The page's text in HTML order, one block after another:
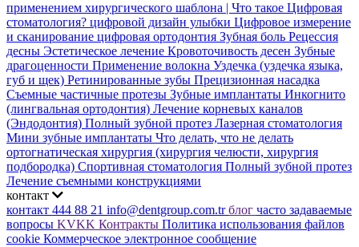
применением хирургического шаблона | Что такое Цифровая
стоматология? цифровой дизайн улыбки Цифровое измерение
и сканирование цифровая ортодонтия Зубная боль Рецессия
десны Эстетическое лечение Кровоточивость десен Зубные
драгоценности Применение волокна Уздечка (уздечка языка,
губ и щек) Ретинированные зубы Прецизионная насадка
Съемные частичные протезы Зубные имплантаты Инкогнито
(лингвальная ортодонтия) Лечение корневых каналов
(Эндодонтия) Полный зубной протез Лазерная стоматология
Мини зубные имплантаты Что делать, что не делать
ортогнатическая хирургия (хирургия челюсти, хирургия
подбородка) Спортивная стоматология Полный зубной протез
Лечение съемными конструкциями
контакт
контакт 444 88 21 info@dentgroup.com.tr блог часто задаваемые
вопросы KVKK Контракты Политика использования файлов
cookie Коммерческое электронное сообщение